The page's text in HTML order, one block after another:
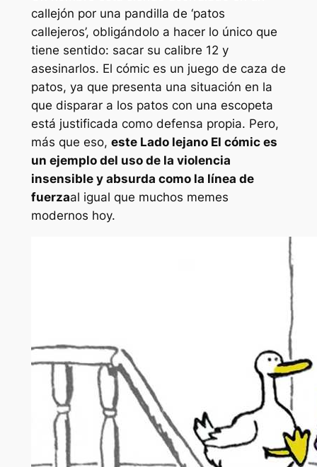
callejón por una pandilla de ‘patos
callejeros’, obligándolo a hacer lo único que
tiene sentido: sacar su calibre 12 y
asesinarlos. El cómic es un juego de caza de
patos, ya que presenta una situación en la
que disparar a los patos con una escopeta
está justificada como defensa propia. Pero,
más que eso, este Lado lejanoEl cómic es
un ejemplo del uso de la violencia
insensible y absurda como la línea de
fuerzaal igual que muchos memes
modernos hoy.